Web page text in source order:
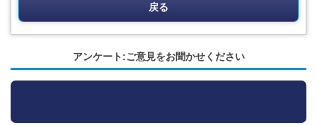
戻る
アンケート:ご意見をお聞かせください